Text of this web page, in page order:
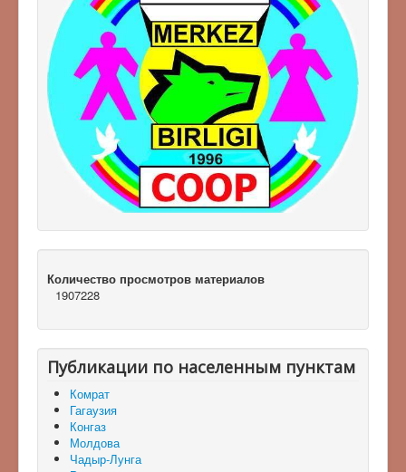
Количество просмотров материалов
1907228
Публикации по населенным пунктам
Комрат
Гагаузия
Конгаз
Молдова
Чадыр-Лунга